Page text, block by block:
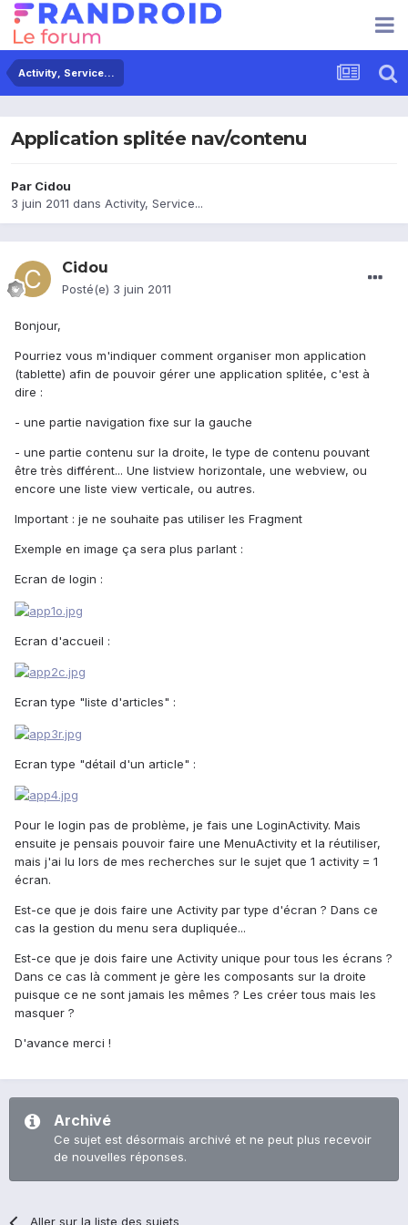
Activity, Service...
Application splitée nav/contenu
Par Cidou
3 juin 2011 dans Activity, Service...
Cidou
Posté(e) 3 juin 2011
Bonjour,
Pourriez vous m'indiquer comment organiser mon application
(tablette) afin de pouvoir gérer une application splitée, c'est à
dire :
- une partie navigation fixe sur la gauche
- une partie contenu sur la droite, le type de contenu pouvant
être très différent... Une listview horizontale, une webview, ou
encore une liste view verticale, ou autres.
Important : je ne souhaite pas utiliser les Fragment
Exemple en image ça sera plus parlant :
Ecran de login :
Ecran d'accueil :
Ecran type "liste d'articles" :
Ecran type "détail d'un article" :
Pour le login pas de problème, je fais une LoginActivity. Mais
ensuite je pensais pouvoir faire une MenuActivity et la réutiliser,
mais j'ai lu lors de mes recherches sur le sujet que 1 activity = 1
écran.
Est-ce que je dois faire une Activity par type d'écran ? Dans ce
cas la gestion du menu sera dupliquée...
Est-ce que je dois faire une Activity unique pour tous les écrans ?
Dans ce cas là comment je gère les composants sur la droite
puisque ce ne sont jamais les mêmes ? Les créer tous mais les
masquer ?
D'avance merci !
Archivé
Ce sujet est désormais archivé et ne peut plus recevoir
de nouvelles réponses.
Aller sur la liste des sujets